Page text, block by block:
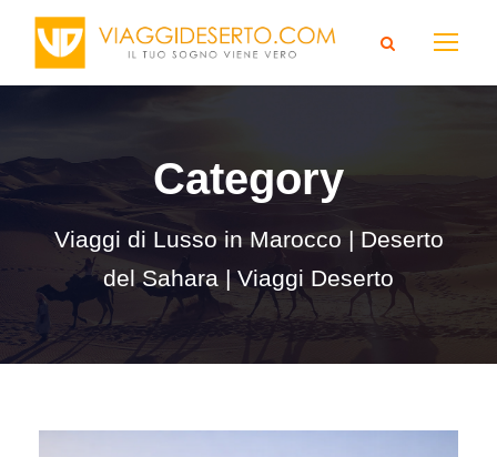
Category
Viaggi di Lusso in Marocco | Deserto
del Sahara | Viaggi Deserto